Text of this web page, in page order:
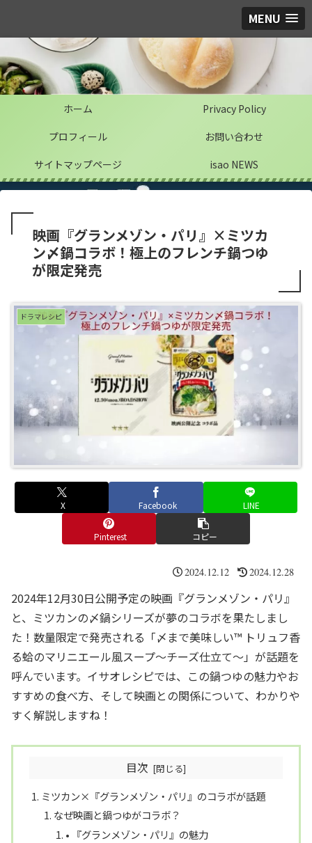
MENU
ホーム
Privacy Policy
プロフィール
お問い合わせ
サイトマップページ
isao NEWS
映画『グランメゾン・パリ』×ミツカ
ン〆鍋コラボ！極上のフレンチ鍋つゆ
が限定発売
ドラマレシピ
X Facebook LINE
Pinterest コピー
2024.12.12 2024.12.28
2024年12月30日公開予定の映画『グランメゾン・パリ』
と、ミツカンの〆鍋シリーズが夢のコラボを果たしまし
た！数量限定で発売される「〆まで美味しい™ トリュフ香
る蛤のマリニエール風スープ～チーズ仕立て～」が話題を
呼んでいます。イサオレシピでは、この鍋つゆの魅力やお
すすめの食べ方、そして映画との関係について、わかりや
すく解説しますね！
目次
ミツカン×『グランメゾン・パリ』のコラボが話題
なぜ映画と鍋つゆがコラボ？
• 『グランメゾン・パリ』の魅力